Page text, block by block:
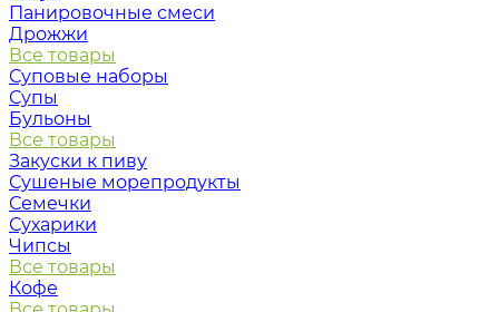
Панировочные смеси
Дрожжи
Все товары
Суповые наборы
Супы
Бульоны
Все товары
Закуски к пиву
Сушеные морепродукты
Семечки
Сухарики
Чипсы
Все товары
Кофе